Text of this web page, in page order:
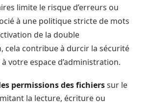
limite le risque d’erreurs ou
à une politique stricte de mots
de la double
cela contribue à durcir la sécurité
votre espace d’administration.
permissions des fichierssur le
la lecture, écriture ou